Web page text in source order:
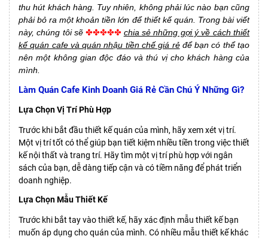
thu hút khách hàng. Tuy nhiên, không phải lúc nào bạn cũng
phải bỏ ra một khoản tiền lớn để thiết kế quán. Trong bài viết
này, chúng tôi sẽ✤✤✤✤✤ chia sẻ những gợi ý về cách thiết
kế quán cafe và quán nhậu tiền chế giá rẻđể bạn có thể tạo
nên một không gian độc đáo và thú vị cho khách hàng của
mình.
Làm Quán Cafe Kinh Doanh Giá Rẻ Cần Chú Ý Những Gì?
Lựa Chọn Vị Trí Phù Hợp
Trước khi bắt đầu thiết kế quán của mình, hãy xem xét vị trí.
Một vị trí tốt có thể giúp bạn tiết kiệm nhiều tiền trong việc thiết
kế nội thất và trang trí. Hãy tìm một vị trí phù hợp với ngân
sách của bạn, dễ dàng tiếp cận và có tiềm năng để phát triển
doanh nghiệp.
Lựa Chọn Mẫu Thiết Kế
Trước khi bắt tay vào thiết kế, hãy xác định mẫu thiết kế bạn
muốn áp dụng cho quán của mình. Có nhiều mẫu thiết kế khác